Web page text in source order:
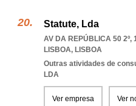
Statute, Lda
AV DA REPÚBLICA 50 2º,
LISBOA, LISBOA
Outras atividades de
LDA
Ver empresa Ver